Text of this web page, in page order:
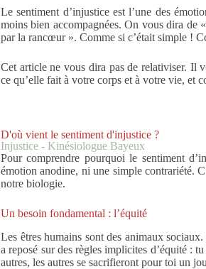
Le sentiment d’injustice est l’une des
moins bien accompagnées. On vous dira de
par la rancœur ». Comme si c’était simple !
Cet article ne vous dira pas de relativiser. Il
ce qu’elle fait à votre corps et à votre vie, et
D'où vient le sentiment d'injustice ?
Injustice - Kinésiologue Bayeux
Pour comprendre pourquoi le sentiment
émotion anodine, ni une simple contrariété.
notre biologie.
Un besoin fondamental : l’équité
Les êtres humains sont des animaux
a reposé sur des règles implicites d’équité :
autres, les autres se sacrifieront pour toi un